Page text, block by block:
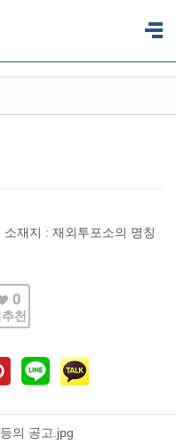
0
천
의 공고.jpg